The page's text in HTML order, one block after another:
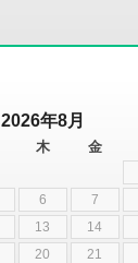
2026年8月
木 金
6 7
13 14
20 21